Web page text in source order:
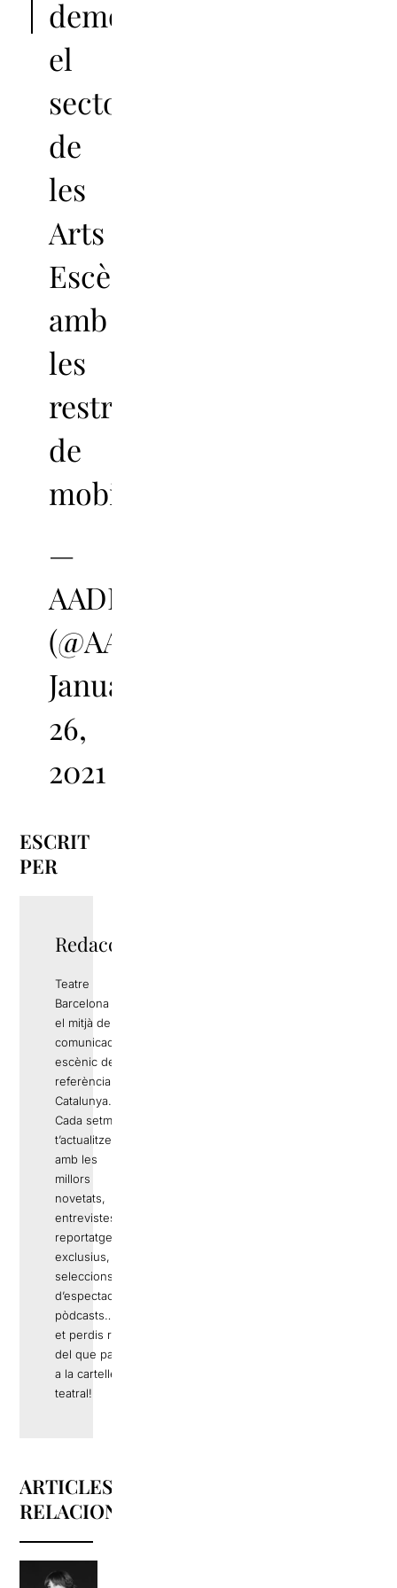
demostrat
el
sector
de
les
Arts
Escèniques
amb
les
restriccions
de
mobilitat.
—
AADPC
(@AADPC)
January
26,
2021
ESCRIT
PER
Redacció
Teatre
Barcelona és
el mitjà de
comunicació
escènic de
referència a
Catalunya.
Cada setmana
t’actualitzem
amb les
millors
novetats,
entrevistes,
reportatges
exclusius,
seleccions
d’espectacles,
pòdcasts… No
et perdis res
del que passa
a la cartellera
teatral!
ARTICLES
RELACIONATS